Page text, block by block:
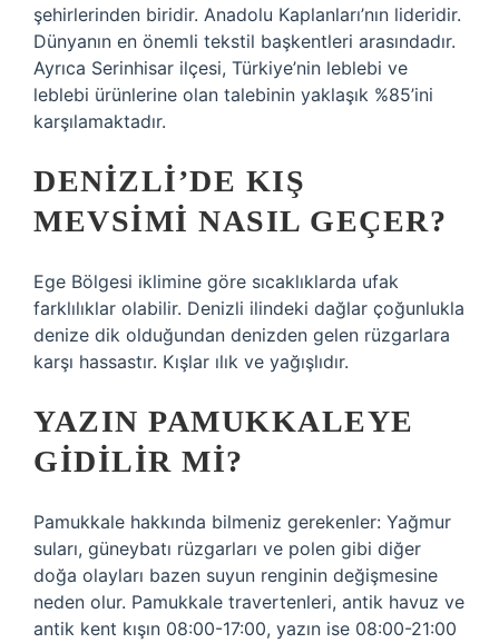
şehirlerinden biridir. Anadolu Kaplanları’nın lideridir.
Dünyanın en önemli tekstil başkentleri arasındadır.
Ayrıca Serinhisar ilçesi, Türkiye’nin leblebi ve
leblebi ürünlerine olan talebinin yaklaşık %85’ini
karşılamaktadır.
DENIZLI’DE KIŞ
MEVSIMI NASIL GEÇER?
Ege Bölgesi iklimine göre sıcaklıklarda ufak
farklılıklar olabilir. Denizli ilindeki dağlar çoğunlukla
denize dik olduğundan denizden gelen rüzgarlara
karşı hassastır. Kışlar ılık ve yağışlıdır.
YAZIN PAMUKKALEYE
GIDILIR MI?
Pamukkale hakkında bilmeniz gerekenler: Yağmur
suları, güneybatı rüzgarları ve polen gibi diğer
doğa olayları bazen suyun renginin değişmesine
neden olur. Pamukkale travertenleri, antik havuz ve
antik kent kışın 08:00-17:00, yazın ise 08:00-21:00